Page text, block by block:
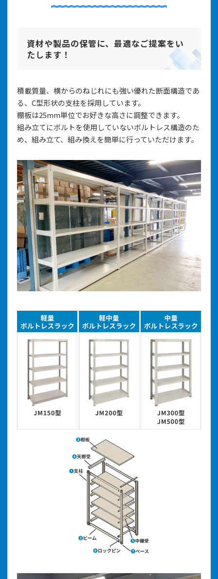
資材や製品の保管に、最適なご提案をい
たします！
積載質量、横からのねじれにも強い優れた断面構造であ
る、C型形状の支柱を採用しています。
棚板は25mm単位でお好きな高さに調整できます。
組み立てにボルトを使用していないボルトレス構造のた
め、組み立て、組み換えを簡単に行っていただけます。